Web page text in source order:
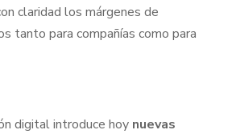
claridad los márgenes de
tanto para compañías como para
digital introduce hoy nuevas